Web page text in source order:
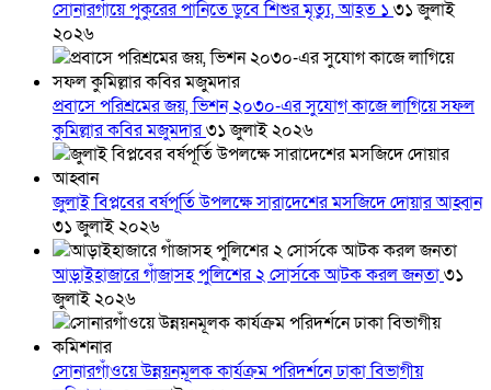
সোনারগাঁয়ে পুকুরের পানিতে ডুবে শিশুর মৃত্যু, আহত ১ ৩১ জুলাই
২০২৬
প্রবাসে পরিশ্রমের জয়, ভিশন ২০৩০-এর সুযোগ কাজে লাগিয়ে সফল
কুমিল্লার কবির মজুমদার৩১ জুলাই ২০২৬
জুলাই বিপ্লবের বর্ষপূর্তি উপলক্ষে সারাদেশের মসজিদে দোয়ার আহ্বান
৩১ জুলাই ২০২৬
আড়াইহাজারে গাঁজাসহ পুলিশের ২ সোর্সকে আটক করল জনতা৩১
জুলাই ২০২৬
সোনারগাঁওয়ে উন্নয়নমূলক কার্যক্রম পরিদর্শনে ঢাকা বিভাগীয়